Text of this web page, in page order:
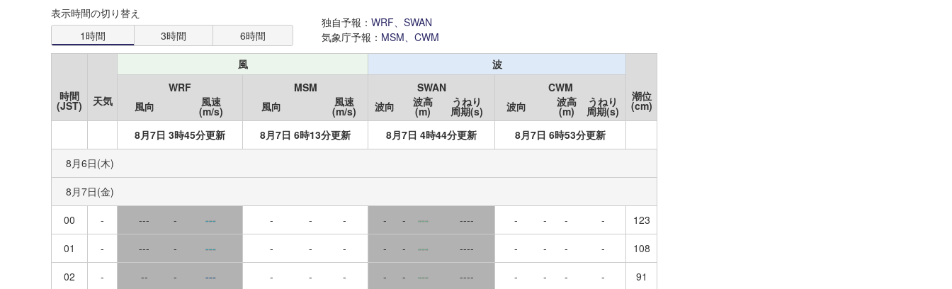
この情報をご覧いただくには、
ログインまたは登録が必要です。
新規登録
道南
岩手
宮城
神奈川
末広
横浜新港
根岸
横須賀
走水
浦賀
久里浜
金田湾
Su Mo
12 14
18 19 21 22
23 24 25 26 27 28 29
表示時間の切り替え
1時間
3時間 6時間
独自予報：WRF、SWAN
気象庁予報： MSM、CWM
風 波
時間
(JST) 天気
WRF MSM SWAN CWM
潮位
(cm)
風向 風速
(m/s) 風向 風速
(m/s) 波向 波高
(m)
うねり
周期(s) 波向 波高
(m)
うねり
周期(s)
8月7日 3時45分更新
8月7日 6時13分更新 8月7日 4時44分更新
8月7日 6時53分更新
8月6日(木)
8月7日(金)
00
- --- - --- - - - - - --- ---- - - - -
123
01
- --- - --- - - - - - --- ---- - - - -
108
02
- -- - --- - - - - - --- ---- - - - -
91